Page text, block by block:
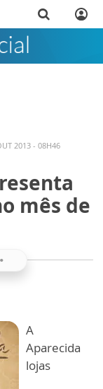
2013 - 08H46
mês de
A
Aparecida
lojas